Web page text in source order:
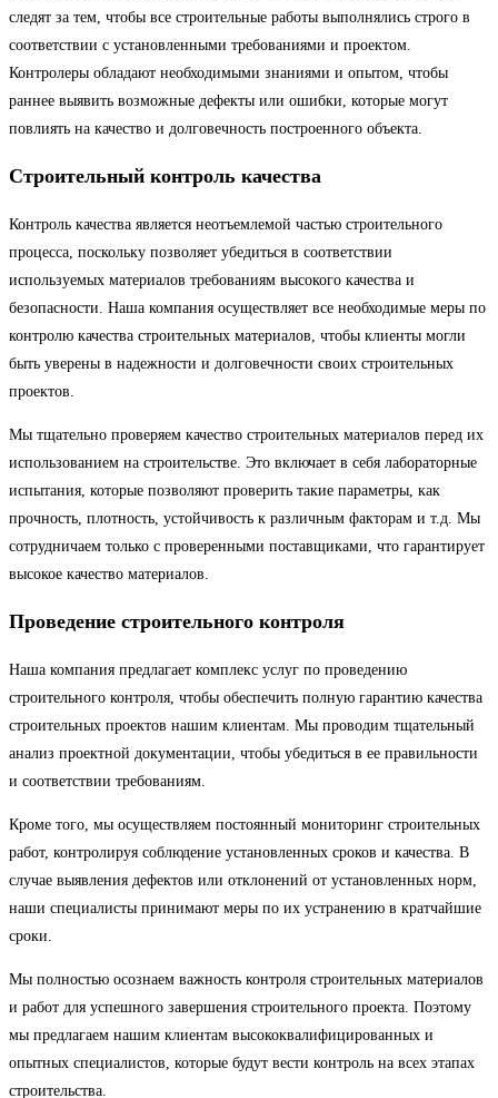
следят за тем, чтобы все строительные работы выполнялись строго в
соответствии с установленными требованиями и проектом.
Контролеры обладают необходимыми знаниями и опытом, чтобы
раннее выявить возможные дефекты или ошибки, которые могут
повлиять на качество и долговечность построенного объекта.
Строительный контроль качества
Контроль качества является неотъемлемой частью строительного
процесса, поскольку позволяет убедиться в соответствии
используемых материалов требованиям высокого качества и
безопасности. Наша компания осуществляет все необходимые меры по
контролю качества строительных материалов, чтобы клиенты могли
быть уверены в надежности и долговечности своих строительных
проектов.
Мы тщательно проверяем качество строительных материалов перед их
использованием на строительстве. Это включает в себя лабораторные
испытания, которые позволяют проверить такие параметры, как
прочность, плотность, устойчивость к различным факторам и т.д. Мы
сотрудничаем только с проверенными поставщиками, что гарантирует
высокое качество материалов.
Проведение строительного контроля
Наша компания предлагает комплекс услуг по проведению
строительного контроля, чтобы обеспечить полную гарантию качества
строительных проектов нашим клиентам. Мы проводим тщательный
анализ проектной документации, чтобы убедиться в ее правильности
и соответствии требованиям.
Кроме того, мы осуществляем постоянный мониторинг строительных
работ, контролируя соблюдение установленных сроков и качества. В
случае выявления дефектов или отклонений от установленных норм,
наши специалисты принимают меры по их устранению в кратчайшие
сроки.
Мы полностью осознаем важность контроля строительных материалов
и работ для успешного завершения строительного проекта. Поэтому
мы предлагаем нашим клиентам высококвалифицированных и
опытных специалистов, которые будут вести контроль на всех этапах
строительства.